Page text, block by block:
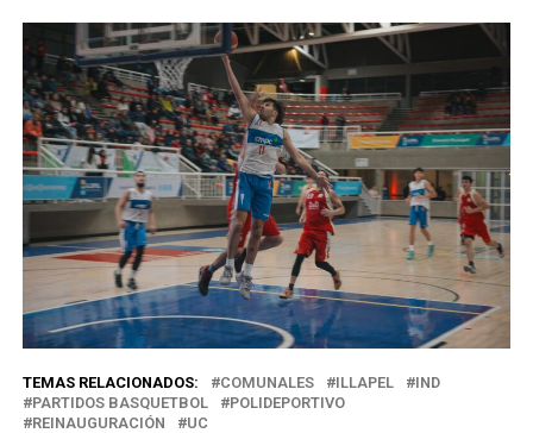
TEMAS RELACIONADOS: COMUNALES ILLAPEL
IND
PARTIDOS BASQUETBOL
POLIDEPORTIVO
REINAUGURACIÓN
UC